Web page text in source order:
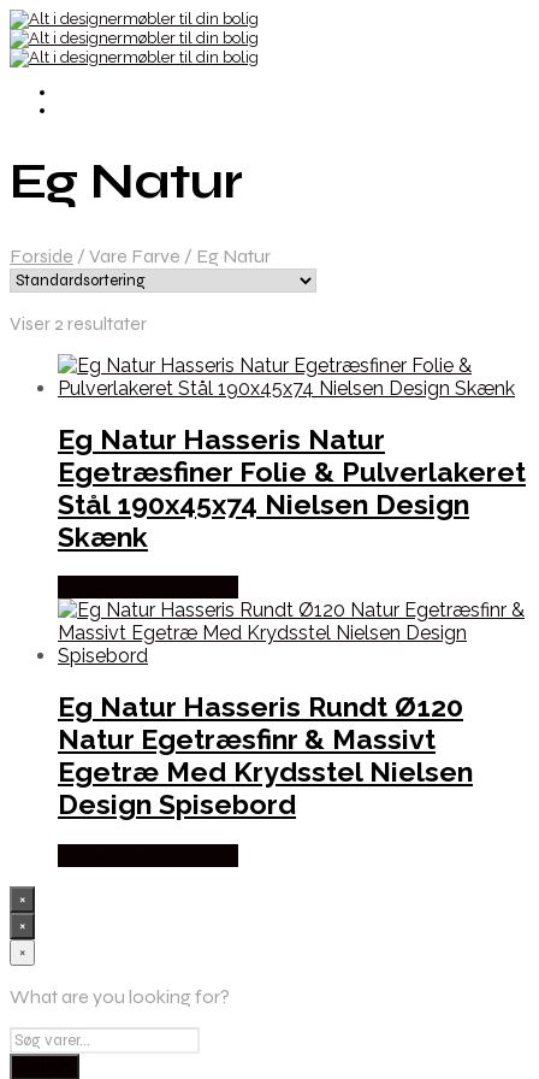
Eg Natur
Forside / Vare Farve / Eg Natur
Viser 2 resultater
Eg Natur Hasseris Natur
Egetræsfiner Folie & Pulverlakeret
Stål 190x45x74 Nielsen Design
Skænk
Eg Natur Hasseris Rundt Ø120
Natur Egetræsfinr & Massivt
Egetræ Med Krydsstel Nielsen
Design Spisebord
×
×
×
What are you looking for?